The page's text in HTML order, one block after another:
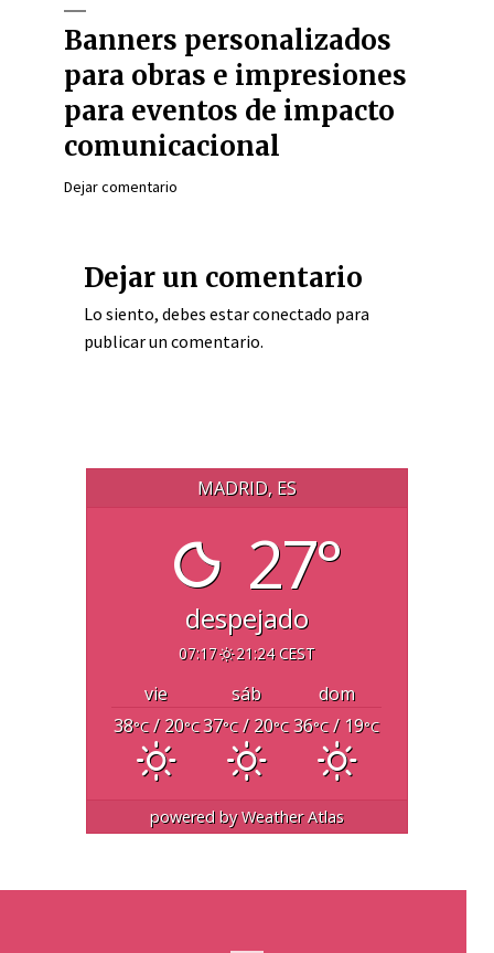
Banners personalizados
para obras e impresiones
para eventos de impacto
comunicacional
Dejar comentario
Dejar un comentario
Lo siento, debes estarconectado para
publicar un comentario.
MADRID, ES
27°
despejado
07:17 21:24 CEST
vie sáb
dom
38°C/ 20°C37°C/ 20°C 36°C/ 19°C
powered byWeather Atlas